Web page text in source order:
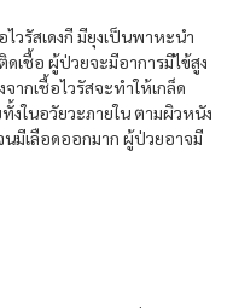
วรัสเดงกี มียุงเป็นพาหะนำ
ดเชื้อ ผู้ป่วยจะมีอาการมีไข้สูง
ากเชื้อไวรัสจะทำให้เกล็ด
งในอวัยวะภายใน ตามผิวหนัง
นมีเลือดออกมาก ผู้ป่วยอาจมี